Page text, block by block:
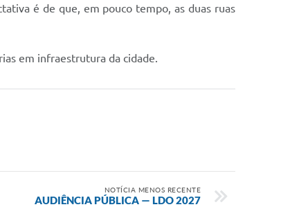
é de que, em pouco tempo, as duas ruas
em infraestrutura da cidade.
NOTÍCIA MENOS RECENTE
AUDIÊNCIA PÚBLICA — LDO 2027